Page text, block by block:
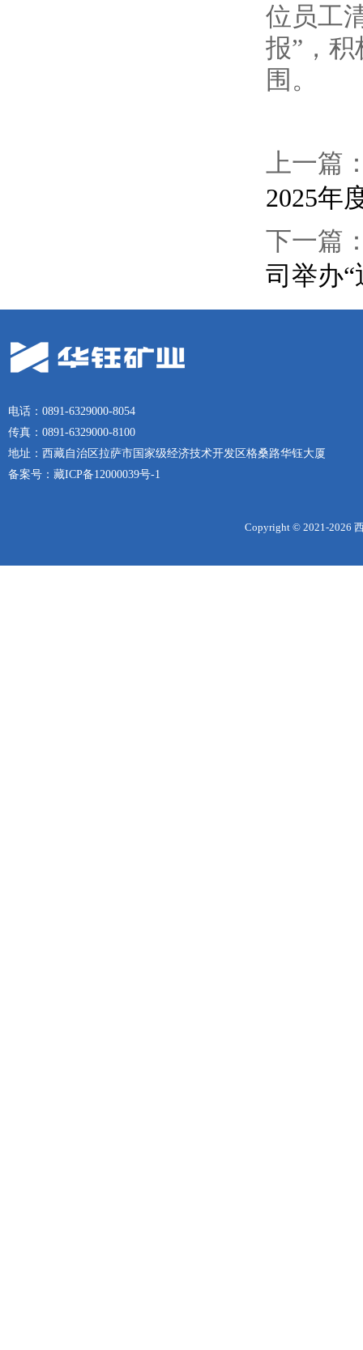
位员工
报”，
围。
上一篇
2025年
下一篇
司举办
电话：0891-6329000-8054
传真：0891-6329000-8100
地址：西藏自治区拉萨市国家级经济技术开发区格桑路华钰大厦
备案号： 藏ICP备12000039号-1
Copyright © 2021-2026